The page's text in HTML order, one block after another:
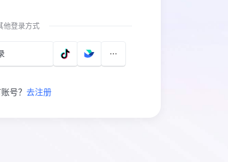
他登录方式
号？ 去注册